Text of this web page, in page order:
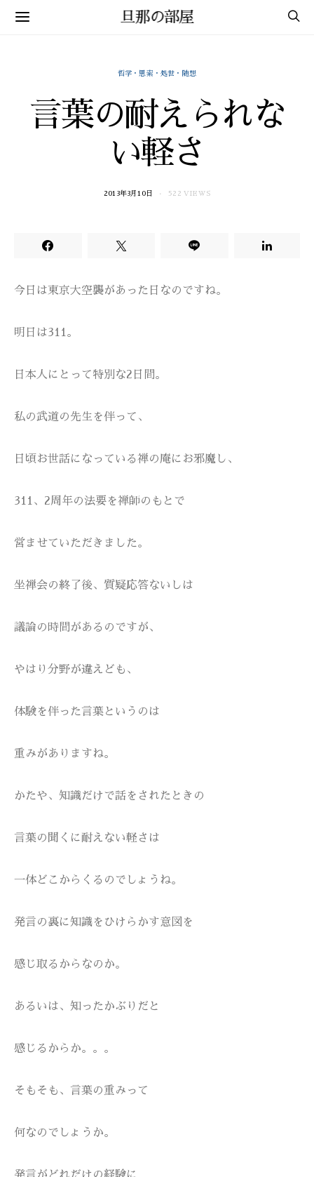
旦那の部屋
哲学・思索・処世・随想
言葉の耐えられな
い軽さ
2013年3月10日 522 VIEWS
今日は東京大空襲があった日なのですね。
明日は311。
日本人にとって特別な2日間。
私の武道の先生を伴って、
日頃お世話になっている禅の庵にお邪魔し、
311、2周年の法要を禅師のもとで
営ませていただきました。
坐禅会の終了後、質疑応答ないしは
議論の時間があるのですが、
やはり分野が違えども、
体験を伴った言葉というのは
重みがありますね。
かたや、知識だけで話をされたときの
言葉の聞くに耐えない軽さは
一体どこからくるのでしょうね。
発言の裏に知識をひけらかす意図を
感じ取るからなのか。
あるいは、知ったかぶりだと
感じるからか。。。
そもそも、言葉の重みって
何なのでしょうか。